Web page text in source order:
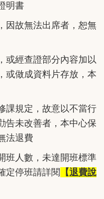
明書
因故無法出席者，恕無
或經查證部分內容加以
或做成資料片存放，本
課規定，故意以不當行
告未改善者，本中心保
法退費
班人數，未達開班標準
定停班請詳閱 【退費說